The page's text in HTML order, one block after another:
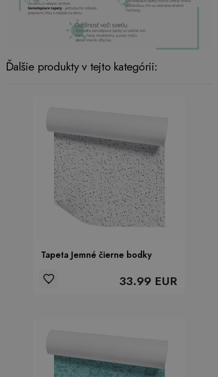
Ďalšie produkty v tejto kategórii:
Tapeta Jemné čierne bodky
33.99 EUR